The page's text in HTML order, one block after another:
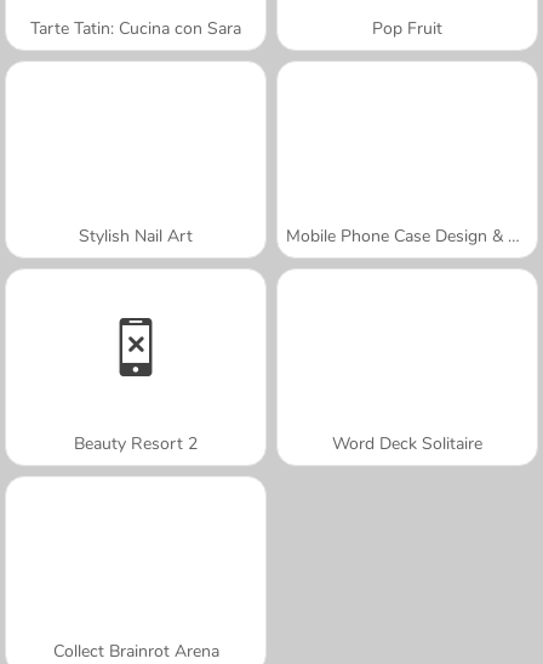
Tarte Tatin: Cucina con Sara Pop Fruit
Stylish Nail Art Mobile Phone Case Design & DIY
Beauty Resort 2 Word Deck Solitaire
Collect Brainrot Arena